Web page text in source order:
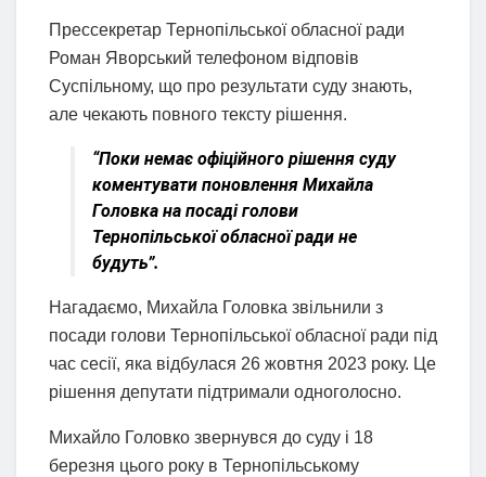
Прессекретар Тернопільської обласної ради
Роман Яворський телефоном відповів
Суспільному, що про результати суду знають,
але чекають повного тексту рішення.
“Поки немає офіційного рішення суду
коментувати поновлення Михайла
Головка на посаді голови
Тернопільської обласної ради не
будуть”.
Нагадаємо, Михайла Головка звільнили з
посади голови Тернопільської обласної ради під
час сесії, яка відбулася 26 жовтня 2023 року. Це
рішення депутати підтримали одноголосно.
Михайло Головко звернувся до суду і 18
березня цього року в Тернопільському